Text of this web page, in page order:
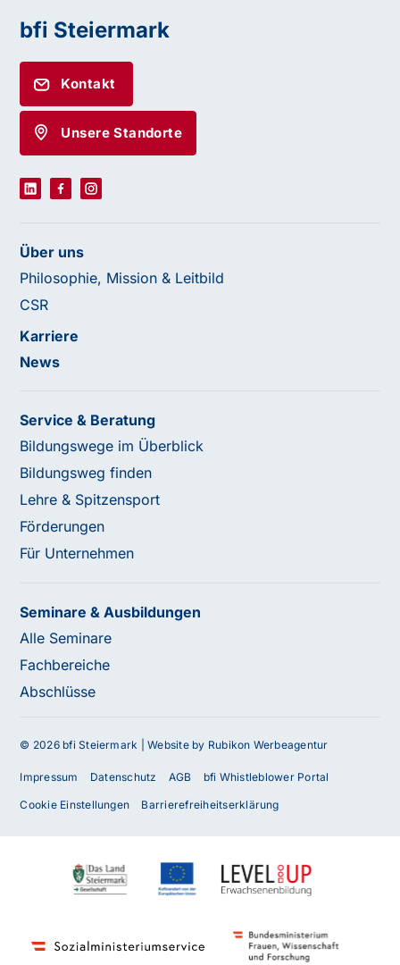
bfi Steiermark
Kontakt
Unsere Standorte
Über uns
Philosophie, Mission & Leitbild
CSR
Karriere
News
Service & Beratung
Bildungswege im Überblick
Bildungsweg finden
Lehre & Spitzensport
Förderungen
Für Unternehmen
Seminare & Ausbildungen
Alle Seminare
Fachbereiche
Abschlüsse
© 2026 bfi Steiermark |Website by Rubikon Werbeagentur
Impressum Datenschutz AGB bfi Whistleblower Portal
Cookie Einstellungen Barrierefreiheitserklärung